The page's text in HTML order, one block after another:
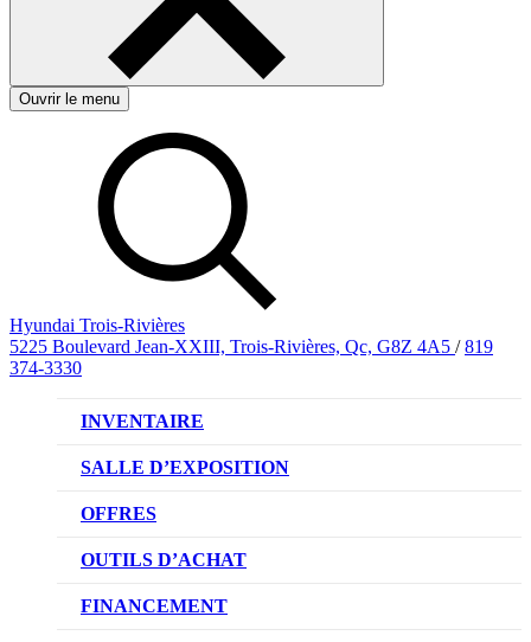
Ouvrir le menu
Hyundai Trois-Rivières
5225 Boulevard Jean-XXIII, Trois-Rivières, Qc, G8Z 4A5 / 819
374-3330
INVENTAIRE
VÉHICULES NEUFS
VÉHICULES D’OCCASION
SALLE D’EXPOSITION
OFFRES
OFFRE DE VÉHICULES NEUFS
OFFRES DU CONCESSIONNAIRE
OUTILS D’ACHAT
CL!QUEZ ET ACHETEZ HYUNDAI
FINANCEMENT